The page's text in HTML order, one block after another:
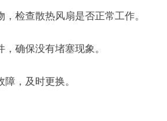
检查散热风扇是否正常工作。
确保没有堵塞现象。
，及时更换。